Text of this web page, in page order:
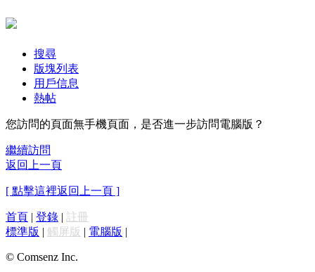
搜尋
版塊列表
用戶信息
熱帖
您訪問的頁面無手機頁面，是否進一步訪問電腦版？
繼續訪問
返回上一頁
[ 點擊這裡返回上一頁 ]
首頁 | 登錄 | 註冊
標準版 | 觸屏版 | 電腦版 |
© Comsenz Inc.